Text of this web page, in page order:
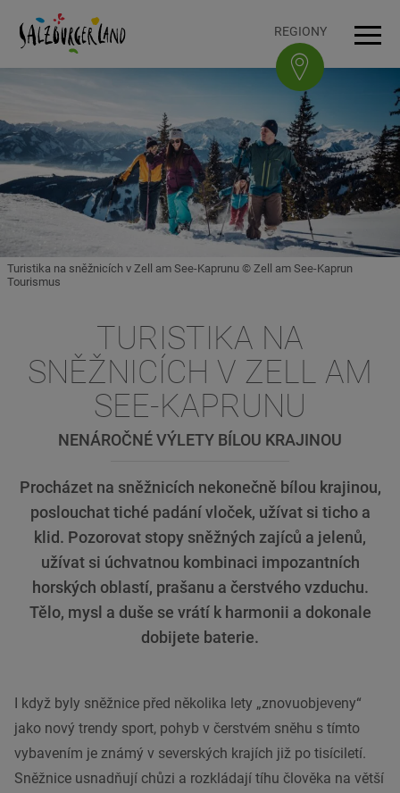
K obsahuAccesskey
[0]
K navigaciAccesskey
[1]
Na začátek stránky
K patičceAccesskey
[3] REGIONY
Turistika na sněžnicích v Zell am See-Kaprunu © Zell am See-Kaprun
Tourismus
TURISTIKA NA
SNĚŽNICÍCH V ZELL AM
SEE-KAPRUNU
NENÁROČNÉ VÝLETY BÍLOU KRAJINOU
Procházet na sněžnicích nekonečně bílou krajinou,
poslouchat tiché padání vloček, užívat si ticho a
klid. Pozorovat stopy sněžných zajíců a jelenů,
užívat si úchvatnou kombinaci impozantních
horských oblastí, prašanu a čerstvého vzduchu.
Tělo, mysl a duše se vrátí k harmonii a dokonale
dobijete baterie.
I když byly sněžnice před několika lety „znovuobjeveny“
jako nový trendy sport, pohyb v čerstvém sněhu s tímto
vybavením je známý v severských krajích již po tisíciletí.
Sněžnice usnadňují chůzi a rozkládají tíhu člověka na větší